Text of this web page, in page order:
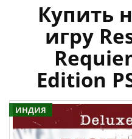
Купить
игру
Edition
ИНДИЯ